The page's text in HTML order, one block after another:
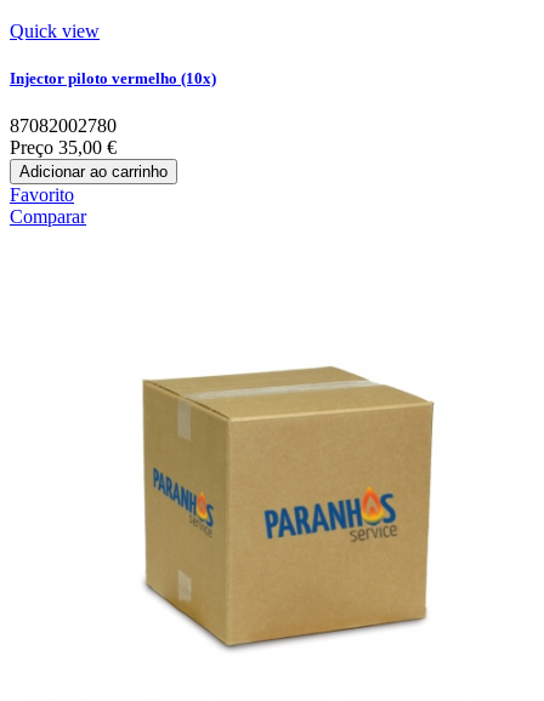
Quick view
Injector piloto vermelho (10x)
87082002780
Preço 35,00 €
Adicionar ao carrinho
Favorito
Comparar